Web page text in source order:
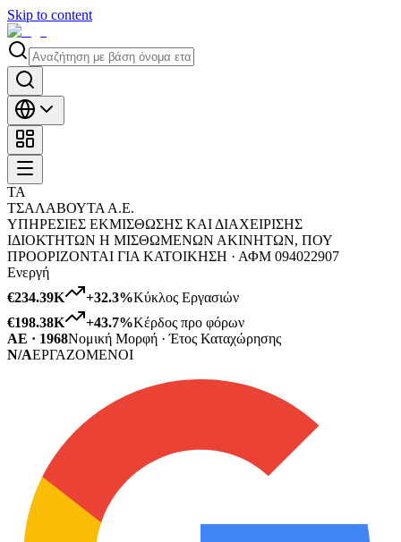
Skip to content
ΤΑ
ΤΣΑΛΑΒΟΥΤΑ Α.Ε.
ΥΠΗΡΕΣΙΕΣ ΕΚΜΙΣΘΩΣΗΣ ΚΑΙ ΔΙΑΧΕΙΡΙΣΗΣ
ΙΔΙΟΚΤΗΤΩΝ Η ΜΙΣΘΩΜΕΝΩΝ ΑΚΙΝΗΤΩΝ, ΠΟΥ
ΠΡΟΟΡΙΖΟΝΤΑΙ ΓΙΑ ΚΑΤΟΙΚΗΣΗ · ΑΦΜ 094022907
Ενεργή
€234.39K
+32.3%Κύκλος Εργασιών
€198.38K
+43.7%Κέρδος προ φόρων
ΑΕ · 1968Νομική Μορφή · Έτος Καταχώρησης
N/AΕΡΓΑΖΟΜΕΝΟΙ